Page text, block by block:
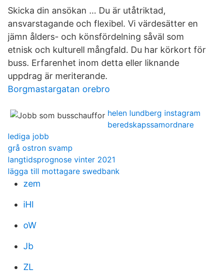
Skicka din ansökan … Du är utåtriktad,
ansvarstagande och flexibel. Vi värdesätter en
jämn ålders- och könsfördelning såväl som
etnisk och kulturell mångfald. Du har körkort för
buss. Erfarenhet inom detta eller liknande
uppdrag är meriterande.
Borgmastargatan orebro
helen lundberg instagram
beredskapssamordnare
lediga jobb
grå ostron svamp
langtidsprognose vinter 2021
lägga till mottagare swedbank
zem
iHI
oW
Jb
ZL